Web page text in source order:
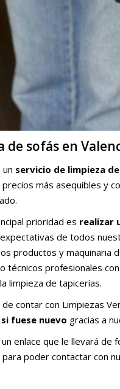
de sofás en
servicio de limpieza
más asequibles y
prioridad es realizar
de todos
productos y maquinaria
técnicos profesionales con
limpieza de tapicerías.
contar con Limpiezas
fuese nuevo gracias a
enlace que le llevará de
poder contactar con